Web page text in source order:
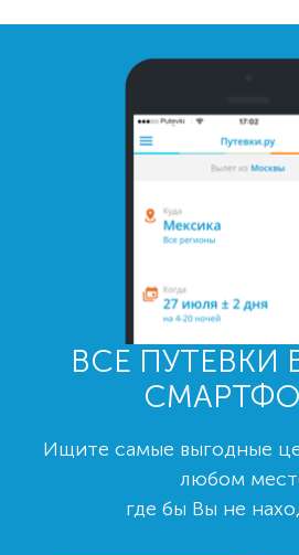
ВСЕ ПУТЕВКИ
Ищите самые выгодные
любом
где бы Вы не